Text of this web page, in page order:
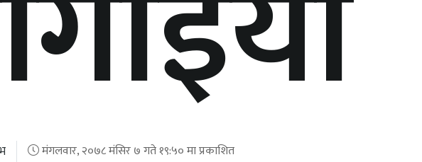
मंगलवार, २०७८ मंसिर ७ गते १९:५० मा प्रकाशित